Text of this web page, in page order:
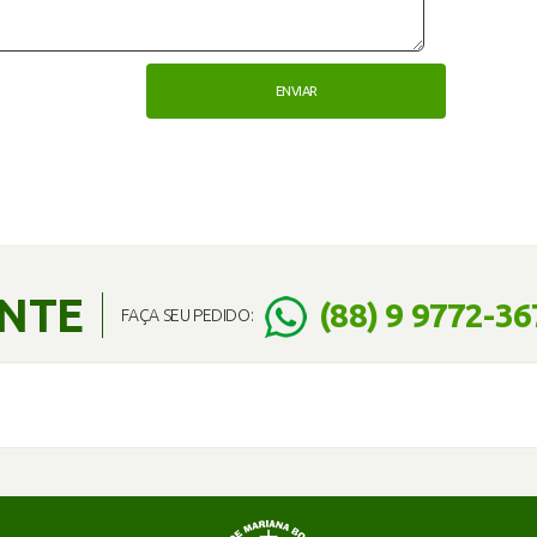
FAÇA SEU PEDIDO: (88) 9 9772-